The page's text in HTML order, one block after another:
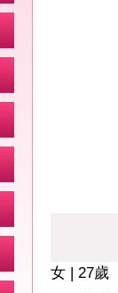
女 | 27歲